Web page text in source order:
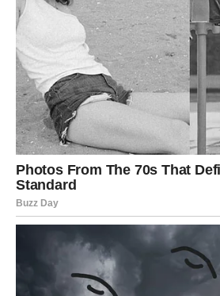
upravo zbog toga je dugo nosio
Ali karma sada dolazi po svoje.
U narednom periodu Rak ulazi u
Sve ono što mu je bilo uskraćeno
po jedno. Nekima stiže ljubav kakvu
Drugima novac i poslovna prilika
mnogi Rakovi će konačno osetiti
imali veoma dugo.
Najlepše od svega jeste to što će
nije uzalud bio dobar čovek.
njegovu suzu, svaku neprospavanu